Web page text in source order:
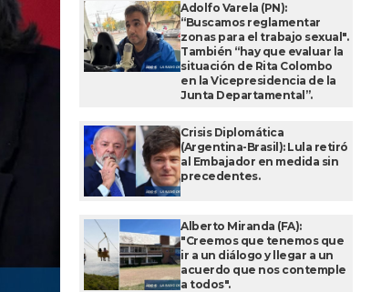
Adolfo Varela (PN):
“Buscamos reglamentar
zonas para el trabajo sexual".
También “hay que evaluar la
situación de Rita Colombo
en la Vicepresidencia de la
Junta Departamental”.
Crisis Diplomática
(Argentina-Brasil): Lula retiró
al Embajador en medida sin
precedentes.
Alberto Miranda (FA):
"Creemos que tenemos que
ir a un diálogo y llegar a un
acuerdo que nos contemple
a todos".